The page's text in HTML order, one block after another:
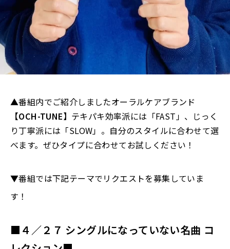
▲番組内でご紹介しましたオーラルケアブランド
【OCH-TUNE】 テキパキ効率派には「FAST」、じっく
り丁寧派には「SLOW」。自分のスタイルに合わせて選
べます。ぜひタイプに合わせてお試しください！
▼番組では下記テーマでリクエストを募集していま
す！
■４／２７ シングルになっていない名曲 コ